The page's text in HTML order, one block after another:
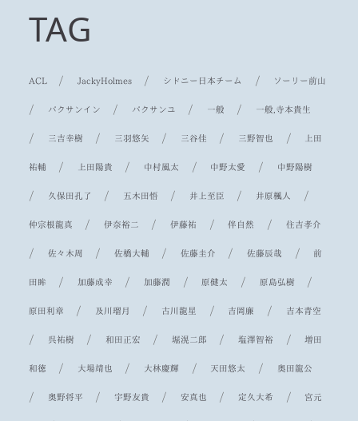
TAG
ACL / JackyHolmes / シドニー日本チーム / ソーリー前山
/ パクサンイン / パクサンユ / 一般 / 一般,寺本貴生
/ 三吉幸樹 / 三羽悠矢 / 三谷佳 / 三野智也 / 上田
祐輔 / 上田陽貴 / 中村風太 / 中野太愛 / 中野陽樹
/ 久保田孔了 / 五木田悟 / 井上至臣 / 井原楓人 /
仲宗根龍真 /伊奈裕二 /伊藤祐 /伴自然 / 住吉孝介
/ 佐々木周 / 佐橋大輔 /佐藤圭介 /佐藤辰哉 / 前
田眸 / 加藤成幸 / 加藤潤 / 原健太 / 原島弘樹 /
原田利章 / 及川瑠月 / 古川龍星 / 吉岡廉 / 吉本青空
/ 呉祐樹 / 和田正宏 / 堀滉二郎 / 塩澤智裕 / 増田
和徳 / 大場靖也 / 大林慶輝 / 天田悠太 / 奥田龍公
/ 奥野将平 / 宇野友貴 /安真也 /定久大希 / 宮元